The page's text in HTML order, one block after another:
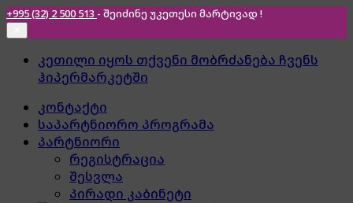
+995 (32) 2 500 513 - შეიძინე უკეთესი მარტივად !
Skip
Skip კეთილი იყოს თქვენი მობრძანება ჩვენს
ჰიპერმარკეტში
კონტაქტი
საპარტნიორო პროგრამა
პარტნიორი
რეგისტრაცია
შესვლა
პირადი კაბინეტი